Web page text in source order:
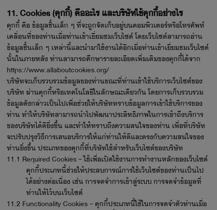
11. Cookies (คุกกี้) คืออะไร และบริษัทใช้คุกกี้อย่างไร
คุกกี้ คือ ข้อมูลชิ้นเล็ก ๆ ที่จะถูกจัดเก็บอยู่บนคอมพิวเตอร์หรือโทรศัพท์
เคลื่อนที่ของท่านเมื่อท่านเข้าเยี่ยมชมเว็บไซต์ โดยเว็บไซต์สามารถอ่าน
ข้อมูลชิ้นเล็ก ๆ เหล่านี้และนำมาใช้งานได้อีกเมื่อท่านเข้าเยี่ยมชมเว็บไซต์
นั้นในภายหลัง ท่านสามารถศึกษารายละเอียดเพิ่มเติมของคุกกี้ได้จาก
https://www.allaboutcookies.org/
บริษัทจะเก็บรวบรวมข้อมูลของท่านขณะที่ท่านเข้าใช้บริการเว็บไซต์ของ
บริษัท ผ่านคุกกี้หรือเทคโนโลยีในลักษณะเดียวกัน โดยการเก็บรวบรวม
ข้อมูลดังกล่าวเป็นไปเพื่อช่วยให้บริษัททราบข้อมูลการเข้าใช้บริการของ
ท่าน ทำให้บริษัทสามารถนำไปพัฒนาประสิทธิภาพในการเข้าถึงบริการ
ของบริษัทได้ดียิ่งขึ้น และทำให้ทราบถึงความสนใจของท่าน เพื่อที่บริษัท
จะปรับปรุงวิธีการเสนอบริการให้แก่ท่านให้ดีและตรงกับความสนใจของ
ท่านยิ่งขึ้น ประเภทของคุกกี้ที่บริษัทใช้สำหรับเว็บไซต์ของบริษัท
11.1 Required Cookies – ใช้เพื่อเปิดใช้งานการทำงานหลักของเว็บไซต์
คุกกี้ประเภทนี้ช่วยให้ประสบการณ์การใช้เว็บไซต์ของท่านเป็นไป
ได้อย่างต่อเนื่อง เช่น การจดจำการเข้าสู่ระบบ การจดจำข้อมูลที่
ท่านให้ไว้บนเว็บไซต์
11.2 Functionality Cookies – คุกกี้ประเภทนี้ใช้ในการจดจำตัวท่านเมื่อ